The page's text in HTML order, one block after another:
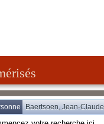
Baertsoen, Jean-Claude